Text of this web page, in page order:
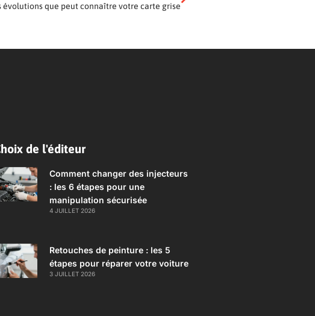
évolutions que peut connaître votre carte grise
de l'éditeur
Comment changer des injecteurs
: les 6 étapes pour une
manipulation sécurisée
4 JUILLET 2026
Retouches de peinture : les 5
étapes pour réparer votre voiture
3 JUILLET 2026